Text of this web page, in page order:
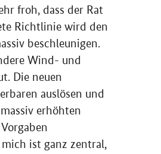
froh, dass der Rat
Richtlinie wird den
beschleunigen.
Wind- und
Die neuen
auslösen und
erhöhten
ist ganz zentral,